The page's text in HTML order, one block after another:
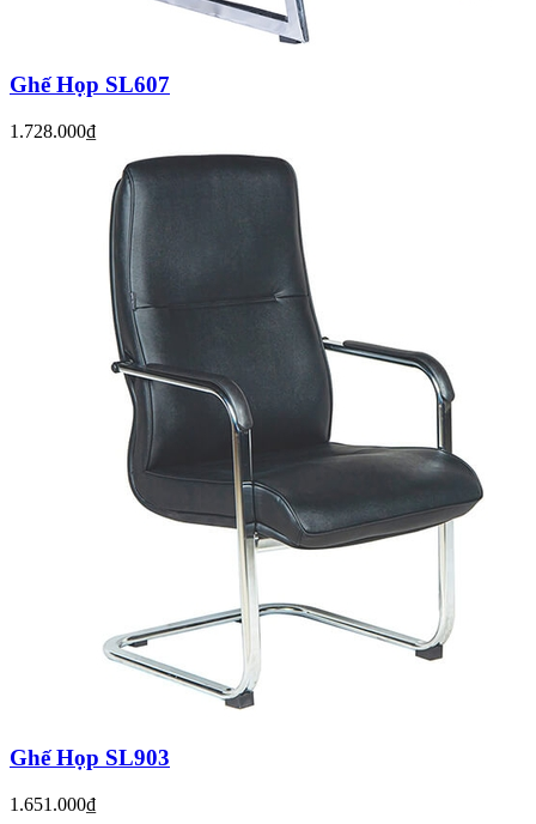
Ghế Họp SL607
1.728.000₫
Ghế Họp SL903
1.651.000₫